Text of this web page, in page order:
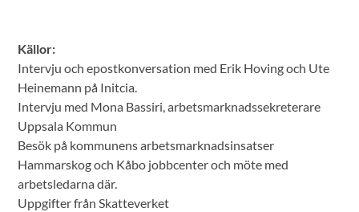
Källor:
Intervju och epostkonversation med Erik Hoving och Ute
Heinemann på Initcia.
Intervju med Mona Bassiri, arbetsmarknadssekreterare
Uppsala Kommun
Besök på kommunens arbetsmarknadsinsatser
Hammarskog och Kåbo jobbcenter och möte med
arbetsledarna där.
Uppgifter från Skatteverket